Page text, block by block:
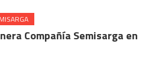
Compañía Semisarga en